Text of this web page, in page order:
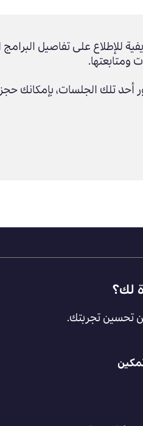
للإطلاع على تفاصيل
ومتابعتها.
تلك الجلسات، بإمكانك
لك؟
تحسين تجربتك.